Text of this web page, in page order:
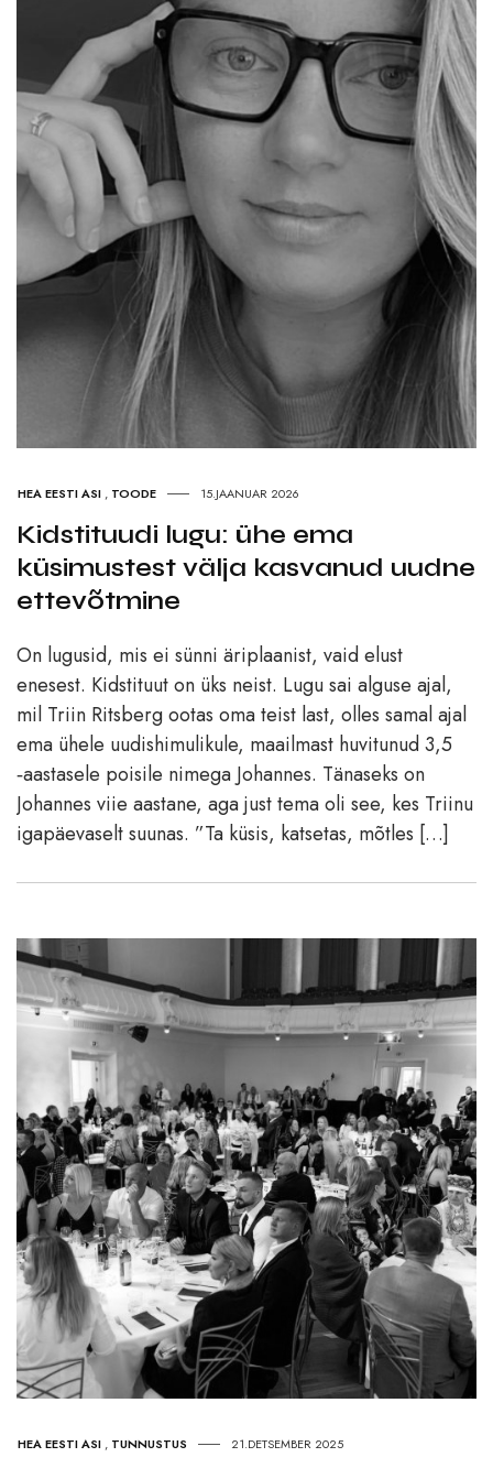
HEA EESTI ASI , TOODE 15.JAANUAR 2026
Kidstituudi lugu: ühe ema
küsimustest välja kasvanud uudne
ettevõtmine
On lugusid, mis ei sünni äriplaanist, vaid elust
enesest. Kidstituut on üks neist. Lugu sai alguse ajal,
mil Triin Ritsberg ootas oma teist last, olles samal ajal
ema ühele uudishimulikule, maailmast huvitunud 3,5
‑aastasele poisile nimega Johannes. Tänaseks on
Johannes viie aastane, aga just tema oli see, kes Triinu
igapäevaselt suunas. ”Ta küsis, katsetas, mõtles […]
HEA EESTI ASI , TUNNUSTUS 21.DETSEMBER 2025